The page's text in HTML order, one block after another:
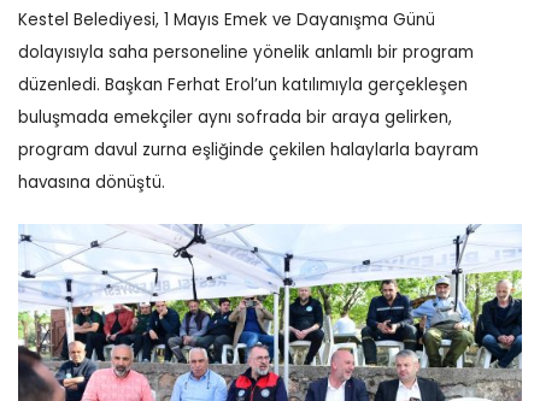
Kestel Belediyesi, 1 Mayıs Emek ve Dayanışma Günü
dolayısıyla saha personeline yönelik anlamlı bir program
düzenledi. Başkan Ferhat Erol’un katılımıyla gerçekleşen
buluşmada emekçiler aynı sofrada bir araya gelirken,
program davul zurna eşliğinde çekilen halaylarla bayram
havasına dönüştü.